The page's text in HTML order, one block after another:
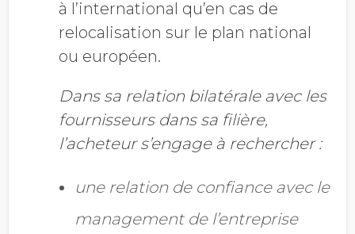
à l’international qu’en cas de
relocalisation sur le plan national
ou européen.
Dans sa relation bilatérale avec les
fournisseurs dans sa filière,
l’acheteur s’engage à rechercher :
une relation de confiance avec le
management de l’entreprise